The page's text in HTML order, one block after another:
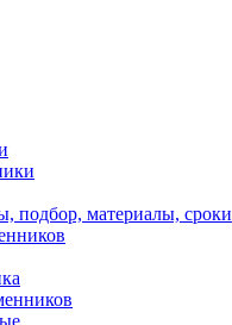
подбор, материалы, сроки